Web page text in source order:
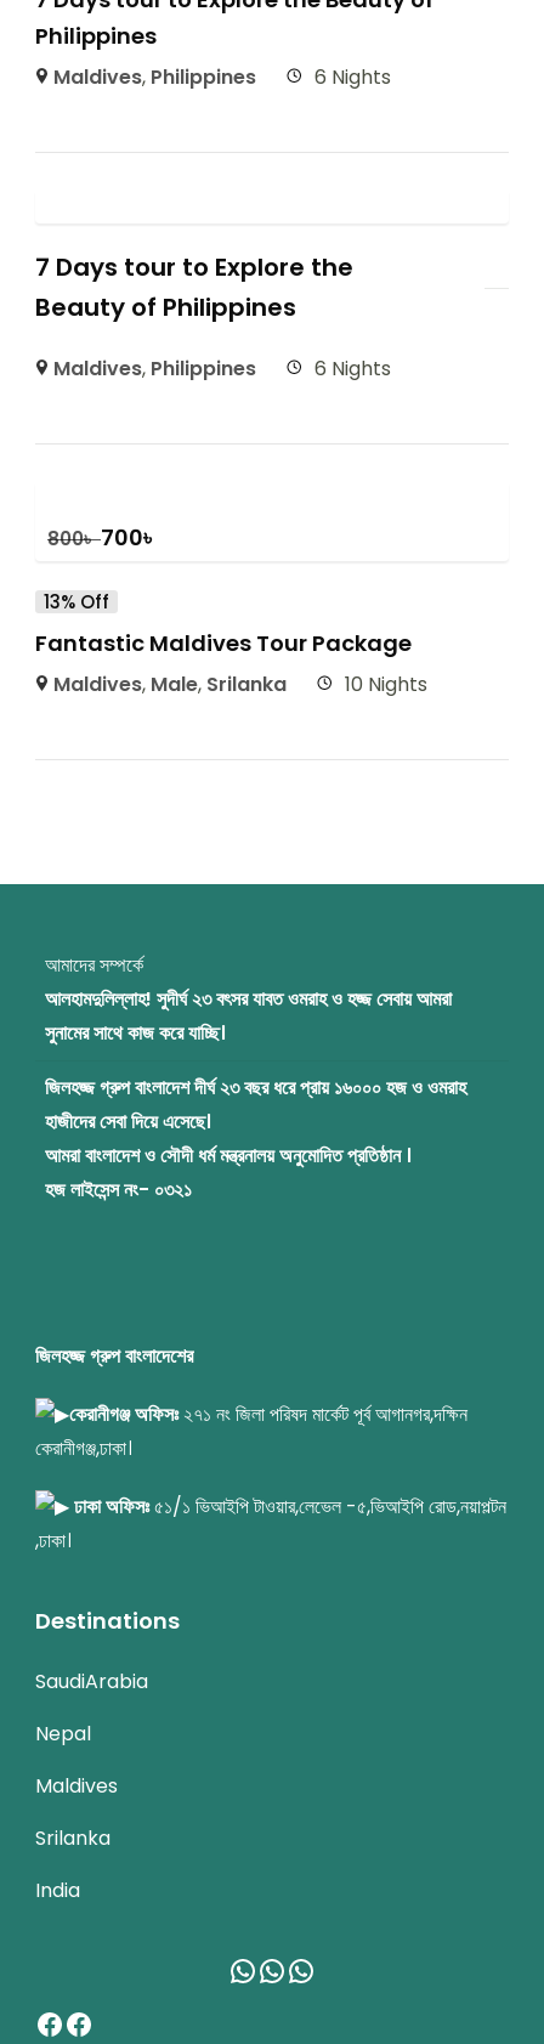
Philippines
Maldives, Philippines 6 Nights
7 Days tour to Explore the
Beauty of Philippines
Maldives, Philippines 6 Nights
800৳ 700৳
13% Off
Fantastic Maldives Tour Package
Maldives, Male, Srilanka 10 Nights
আমাদের সম্পর্কে
আলহামদুলিল্লাহ! সুদীর্ঘ ২৩ বৎসর যাবত ওমরাহ ও হজ্জ সেবায় আমরা
সুনামের সাথে কাজ করে যাচ্ছি।
জিলহজ্জ গ্রুপ বাংলাদেশ দীর্ঘ ২৩ বছর ধরে প্রায় ১৬০০০ হজ ও ওমরাহ
হাজীদের সেবা দিয়ে এসেছে।
আমরা বাংলাদেশ ও সৌদী ধর্ম মন্ত্রনালয় অনুমোদিত প্রতিষ্ঠান ।
হজ লাইসেন্স নং- ০৩২১
জিলহজ্জ গ্রুপ বাংলাদেশের
কেরানীগঞ্জ অফিসঃ২৭১ নং জিলা পরিষদ মার্কেট পূর্ব আগানগর,দক্ষিন
কেরানীগঞ্জ,ঢাকা।
ঢাকা অফিসঃ৫১/১ ভিআইপি টাওয়ার,লেভেল -৫,ভিআইপি রোড,নয়াপল্টন
,ঢাকা।
Destinations
SaudiArabia
Nepal
Maldives
Srilanka
India
WhatsApp
WhatsApp
WhatsApp
Facebook
Facebook